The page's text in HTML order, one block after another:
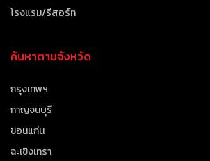
โรงแรม/รีสอร์ท
ค้นหาตามจังหวัด
กรุงเทพฯ
กาญจนบุรี
ขอนแก่น
ฉะเชิงเทรา